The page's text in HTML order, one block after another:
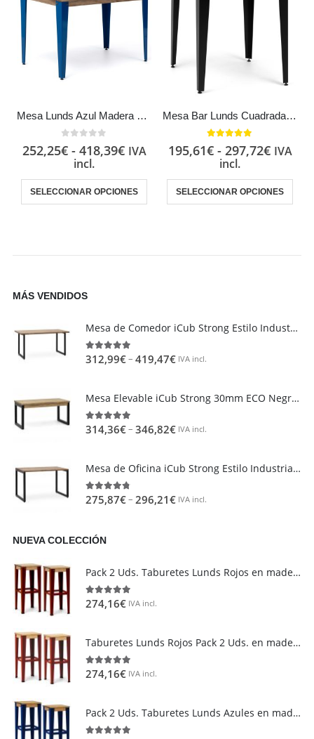
Mesa Lunds Azul Madera Estilo Industrial Vintage
252,25€ - 418,39€ IVA
incl.
SELECCIONAR OPCIONES
Mesa Bar Lunds Cuadrada Estilo Industrial Vintage metal en Negro
195,61€ - 297,72€ IVA
incl.
SELECCIONAR OPCIONES
MÁS VENDIDOS
Mesa de Comedor iCub Strong Estilo Industrial Vintage metal en Negro
4.95out of 5
312,99€– 419,47€ IVA incl.
Mesa Elevable iCub Strong 30mm ECO Negra en madera maciza de pino acabado vintage estilo industrial Box Furniture
4.85 out of 5
314,36€– 346,82€ IVA incl.
Mesa de Oficina iCub Strong Estilo Industrial Vintage metal en Negro
4.73 out of 5
275,87€– 296,21€ IVA incl.
NUEVA COLECCIÓN
Pack 2 Uds. Taburetes Lunds Rojos en madera maciza de pino acabado vintage estilo industrial Box Furniture
5.00 out of 5
274,16€ IVA incl.
Taburetes Lunds Rojos Pack 2 Uds. en madera maciza de pino acabado Natural Box Furniture
5.00 out of 5
274,16€ IVA incl.
Pack 2 Uds. Taburetes Lunds Azules en madera maciza de pino acabado vintage estilo industrial Box Furniture
Área de clientes
Mi Cuenta
Mi lista de deseos
Atención al cliente
Condiciones de transporte
Devoluciones y reembolsos
Aviso Legal y política de privacidad
FAQ´s